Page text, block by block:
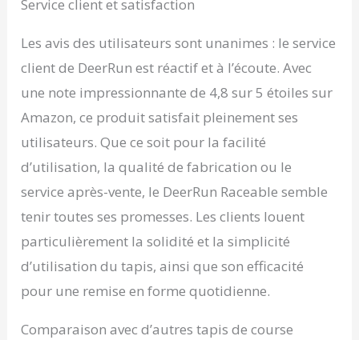
Service client et satisfaction
Les avis des utilisateurs sont unanimes : le service
client de DeerRun est réactif et à l’écoute. Avec
une note impressionnante de 4,8 sur 5 étoiles sur
Amazon, ce produit satisfait pleinement ses
utilisateurs. Que ce soit pour la facilité
d’utilisation, la qualité de fabrication ou le
service après-vente, le DeerRun Raceable semble
tenir toutes ses promesses. Les clients louent
particulièrement la solidité et la simplicité
d’utilisation du tapis, ainsi que son efficacité
pour une remise en forme quotidienne.
Comparaison avec d’autres tapis de course